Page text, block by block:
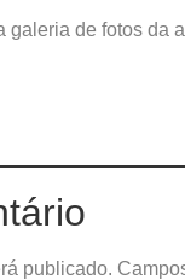
galeria de fotos da
publicado.